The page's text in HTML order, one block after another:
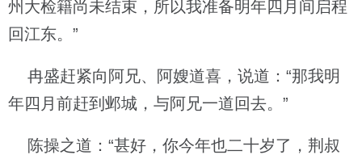
州大检籍尚未结束，所以我准备明年四月间启程
回江东。”
冉盛赶紧向阿兄、阿嫂道喜，说道：“那我明
年四月前赶到邺城，与阿兄一道回去。”
陈操之道：“甚好，你今年也二十岁了，荆叔